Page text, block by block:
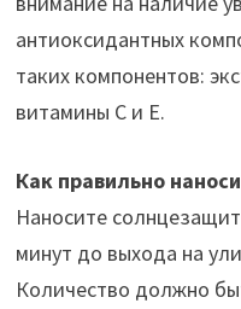
антиоксидантных
таких компонентов:
витамины C и E.
Как правильно
Наносите
минут до выхода на
Количество должно